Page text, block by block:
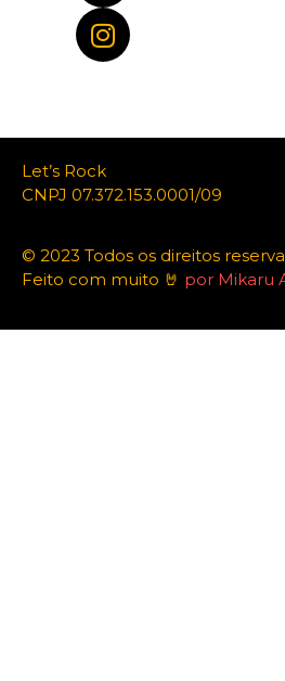
Let’s Rock
CNPJ 07.372.153.0001/09
© 2023 Todos os direitos
Feito com muito 🤘 por Mikaru